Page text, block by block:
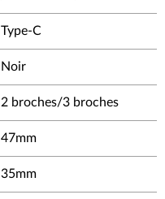
Type-C
Noir
2 broches/3 broches
47mm
35mm